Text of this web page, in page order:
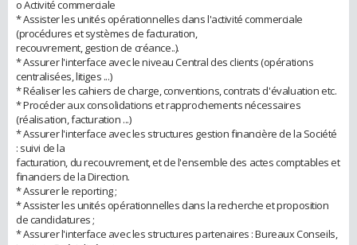
o Activité commerciale
* Assister les unités opérationnelles dans l'activité commerciale
(procédures et systèmes de facturation,
recouvrement, gestion de créance..).
* Assurer l'interface avec le niveau Central des clients (opérations
centralisées, litiges ...)
* Réaliser les cahiers de charge, conventions, contrats d'évaluation etc.
* Procéder aux consolidations et rapprochements nécessaires
(réalisation, facturation ...)
* Assurer l'interface avec les structures gestion financière de la Société
: suivi de la
facturation, du recouvrement, et de l'ensemble des actes comptables et
financiers de la Direction.
* Assurer le reporting ;
* Assister les unités opérationnelles dans la recherche et proposition
de candidatures ;
* Assurer l'interface avec les structures partenaires : Bureaux Conseils,